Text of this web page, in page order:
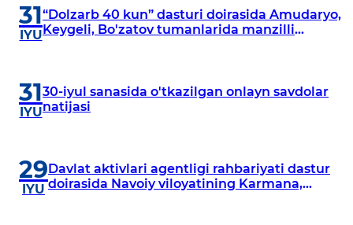
31
IYU
“Dolzarb 40 kun” dasturi doirasida Amudaryo,
Keygeli, Bo'zatov tumanlarida manzilli
31
IYU
30-iyul sanasida o'tkazilgan onlayn savdolar
natijasi
29
IYU
Davlat aktivlari agentligi rahbariyati dastur
doirasida Navoiy viloyatining Karmana,